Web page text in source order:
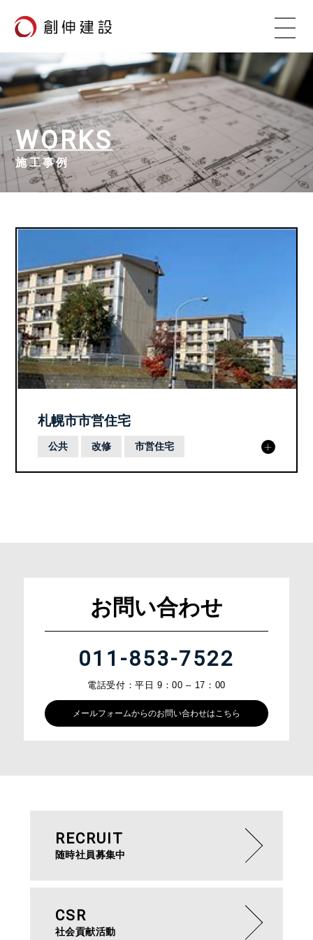
WORKS
施工事例
TOP
創伸建設の理念
ADVANTAGE
創伸建設の強み
WORKS
施工事例
COMPANY
会社概要
CSR
社会貢献活動
ソーシャルメディアポリシー
SDGs
札幌市市営住宅
公共 改修 市営住宅
お問い合わせ
011-853-7522
電話受付：平日 9：00 – 17：00
メールフォームからのお問い合わせはこちら
RECRUIT
随時社員募集中
CSR
社会貢献活動